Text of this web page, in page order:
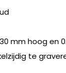
mm hoog en
te